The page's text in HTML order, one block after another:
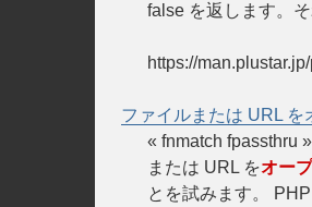
false を返します。
https://
ファイルまたは URL を
« fnmatch fpassthru
または URL をオー
とを試みます。